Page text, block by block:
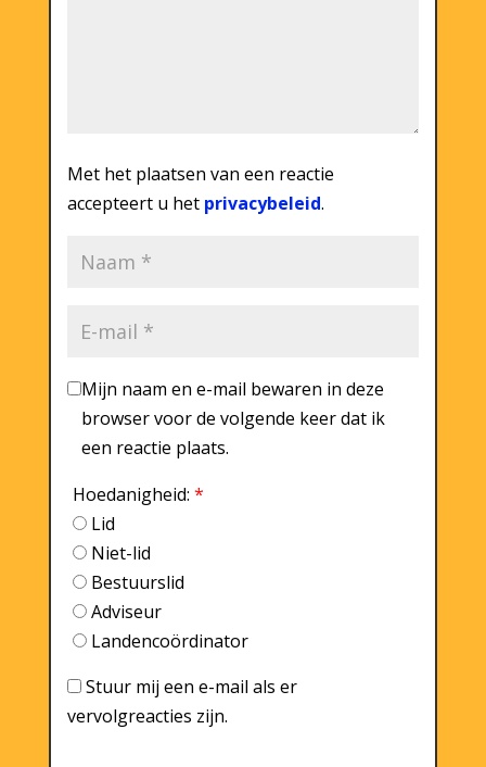
Met het plaatsen van een reactie
accepteert u het privacybeleid.
Mijn naam en e-mail bewaren in deze
browser voor de volgende keer dat ik
een reactie plaats.
Hoedanigheid: *
Lid
Niet-lid
Bestuurslid
Adviseur
Landencoördinator
Stuur mij een e-mail als er
vervolgreacties zijn.